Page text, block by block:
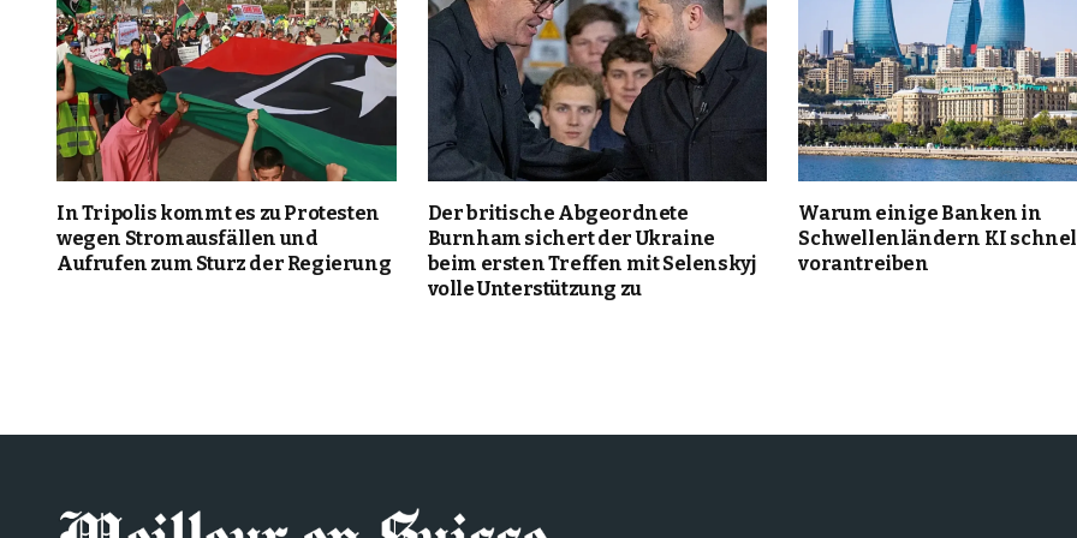
In Tripolis kommt es zu Protesten
wegen Stromausfällen und
Aufrufen zum Sturz der Regierung
Der britische Abgeordnete
Burnham sichert der Ukraine
beim ersten Treffen mit Selenskyj
volle Unterstützung zu
Warum einige Banken in
Schwellenländern KI
vorantreiben